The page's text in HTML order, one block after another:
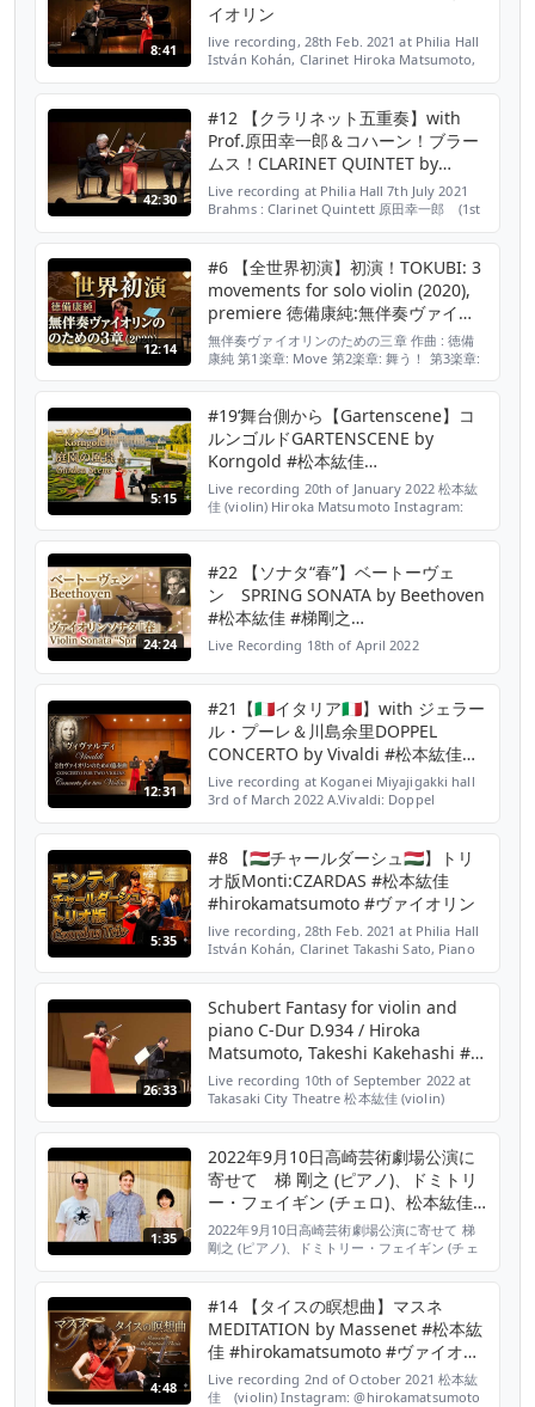
8:41
イオリン
live recording, 28th Feb. 2021 at Philia Hall
István Kohán, Clarinet Hiroka Matsumoto,
Motonari Sakuma https:...
42:30
#12 【クラリネット五重奏】with
Prof.原田幸一郎＆コハーン！ブラー
ムス！CLARINET QUINTET by
Brahms #松本紘佳
#hirokamatsumoto #ヴァイオリン
Live recording at Philia Hall 7th July 2021
Brahms : Clarinet Quintett 原田幸一郎 (1st
(viola) Yayoi Hasegawa ドミトリー・フ...
12:14
#6 【全世界初演】初演！TOKUBI: 3
movements for solo violin (2020),
premiere 徳備康純:無伴奏ヴァイオ
リンのための三章(2020) #松本紘佳
無伴奏ヴァイオリンのための三章 作曲 : 徳備
康純 第1楽章: Move 第2楽章: 舞う！ 第3楽章:
三つの音楽が、この作品です。 2010年に完成
した時は四つの楽章でしたが、委嘱した私の友
人のヴァイオリニストが亡くなり、2019年に
松本紘佳...
5:15
#19‘舞台側から【Gartenscene】コ
ルンゴルドGARTENSCENE by
Korngold #松本紘佳
#hirokamatsumoto #梯剛之
#takeshikakehashi
Live recording 20th of January 2022 松本紘
佳 (violin) Hiroka Matsumoto Instagram:
24:24
#22 【ソナタ“春”】ベートーヴェ
ン SPRING SONATA by Beethoven
#松本紘佳 #梯剛之
#hirokamatsumoto
Live Recording 18th of April 2022
12:31
#21【🇮🇹イタリア🇮🇹】with ジェラー
ル・プーレ＆川島余里DOPPEL
CONCERTO by Vivaldi #松本紘佳
#hirokamatsumoto
Live recording at Koganei Miyajigakki hall
3rd of March 2022 A.Vivaldi: Doppel
https://ja.m.wikipedia.org/wiki/松本紘佳 ...
5:35
#8 【🇭🇺チャールダーシュ🇭🇺】トリ
オ版Monti:CZARDAS #松本紘佳
#hirokamatsumoto #ヴァイオリン
live recording, 28th Feb. 2021 at Philia Hall
István Kohán, Clarinet Takashi Sato, Piano
@hiorkamatsumoto htt...
26:33
Schubert Fantasy for violin and
piano C-Dur D.934 / Hiroka
Matsumoto, Takeshi Kakehashi #松
本紘佳
Live recording 10th of September 2022 at
Takasaki City Theatre 松本紘佳 (violin)
https://www.hirokamatsumoto.com/
https://www.youtube.co...
1:35
2022年9月10日高崎芸術劇場公演に
寄せて 梯 剛之 (ピアノ)、ドミトリ
ー・フェイギン (チェロ)、松本紘佳
(ヴァイオリン)よりメッセージ
2022年9月10日高崎芸術劇場公演に寄せて 梯
剛之 (ピアノ)、ドミトリー・フェイギン (チェ
http://takasaki-
foundation.or.jp/theatre/concert_detail.php?
key=853 チケットぴあ https://t...
4:48
#14 【タイスの瞑想曲】マスネ
MEDITATION by Massenet #松本紘
佳 #hirokamatsumoto #ヴァイオリ
ン #タイスの瞑想曲 #赤松林太郎
Live recording 2nd of October 2021 松本紘
佳 (violin) Instagram: @hirokamatsumoto